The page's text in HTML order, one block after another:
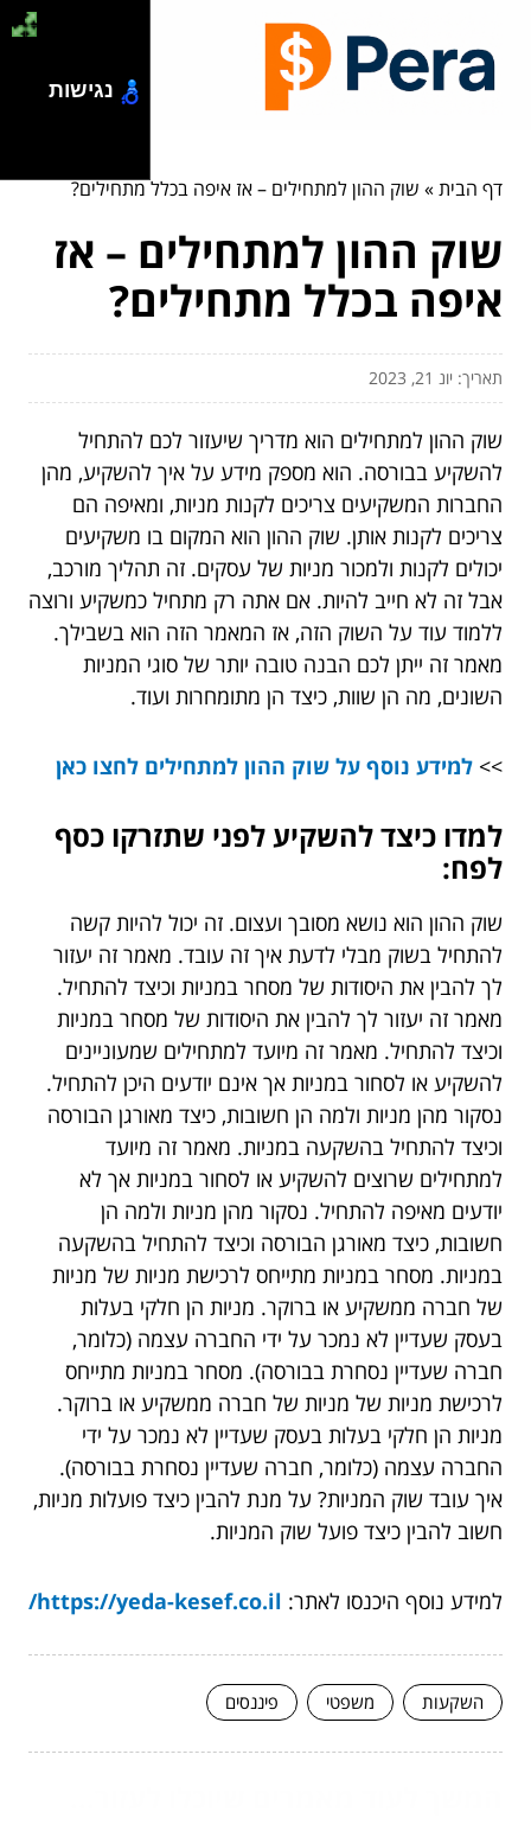
דף הבית» שוק ההון למתחילים – אז איפה בכלל מתחילים?
שוק ההון למתחילים – אז
איפה בכלל מתחילים?
תאריך: יונ 21, 2023
שוק ההון למתחילים הוא מדריך שיעזור לכם להתחיל
להשקיע בבורסה. הוא מספק מידע על איך להשקיע, מהן
החברות המשקיעים צריכים לקנות מניות, ומאיפה הם
צריכים לקנות אותן. שוק ההון הוא המקום בו משקיעים
יכולים לקנות ולמכור מניות של עסקים. זה תהליך מורכב,
אבל זה לא חייב להיות. אם אתה רק מתחיל כמשקיע ורוצה
ללמוד עוד על השוק הזה, אז המאמר הזה הוא בשבילך.
מאמר זה ייתן לכם הבנה טובה יותר של סוגי המניות
השונים, מה הן שוות, כיצד הן מתומחרות ועוד.
>> למידע נוסף על שוק ההון למתחילים לחצו כאן
למדו כיצד להשקיע לפני שתזרקו כסף
לפח:
שוק ההון הוא נושא מסובך ועצום. זה יכול להיות קשה
להתחיל בשוק מבלי לדעת איך זה עובד. מאמר זה יעזור
לך להבין את היסודות של מסחר במניות וכיצד להתחיל.
מאמר זה יעזור לך להבין את היסודות של מסחר במניות
וכיצד להתחיל. מאמר זה מיועד למתחילים שמעוניינים
להשקיע או לסחור במניות אך אינם יודעים היכן להתחיל.
נסקור מהן מניות ולמה הן חשובות, כיצד מאורגן הבורסה
וכיצד להתחיל בהשקעה במניות. מאמר זה מיועד
למתחילים שרוצים להשקיע או לסחור במניות אך לא
יודעים מאיפה להתחיל. נסקור מהן מניות ולמה הן
חשובות, כיצד מאורגן הבורסה וכיצד להתחיל בהשקעה
במניות. מסחר במניות מתייחס לרכישת מניות של מניות
של חברה ממשקיע או ברוקר. מניות הן חלקי בעלות
בעסק שעדיין לא נמכר על ידי החברה עצמה (כלומר,
חברה שעדיין נסחרת בבורסה). מסחר במניות מתייחס
לרכישת מניות של מניות של חברה ממשקיע או ברוקר.
מניות הן חלקי בעלות בעסק שעדיין לא נמכר על ידי
החברה עצמה (כלומר, חברה שעדיין נסחרת בבורסה).
איך עובד שוק המניות? על מנת להבין כיצד פועלות מניות,
חשוב להבין כיצד פועל שוק המניות.
למידע נוסף היכנסו לאתר: https://yeda-kesef.co.il/
השקעות משפטי פיננסים
נגישות